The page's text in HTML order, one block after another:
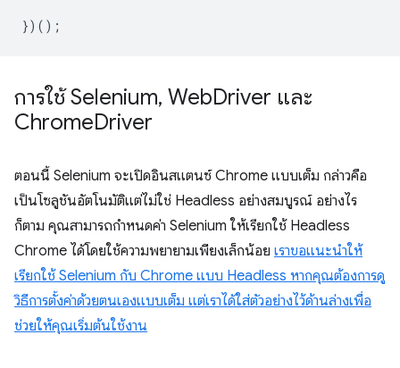
})();
การใช้ Selenium, WebDriver และ
ChromeDriver
ตอนนี้ Selenium จะเปิดอินสแตนซ์ Chrome แบบเต็ม กล่าวคือ
เป็นโซลูชันอัตโนมัติแต่ไม่ใช่ Headless อย่างสมบูรณ์ อย่างไร
ก็ตาม คุณสามารถกำหนดค่า Selenium ให้เรียกใช้ Headless
Chrome ได้โดยใช้ความพยายามเพียงเล็กน้อย เราขอแนะนำให้
เรียกใช้ Selenium กับ Chrome แบบ Headless หากคุณต้องการดู
วิธีการตั้งค่าด้วยตนเองแบบเต็ม แต่เราได้ใส่ตัวอย่างไว้ด้านล่างเพื่อ
ช่วยให้คุณเริ่มต้นใช้งาน